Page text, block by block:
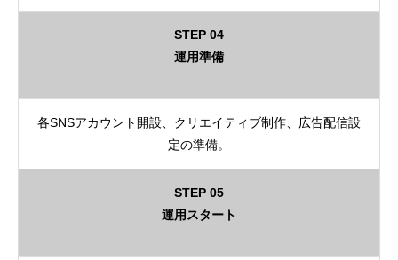
STEP 04
運用準備
各SNSアカウント開設、クリエイティブ制作、広告配信設
定の準備。
STEP 05
運用スタート